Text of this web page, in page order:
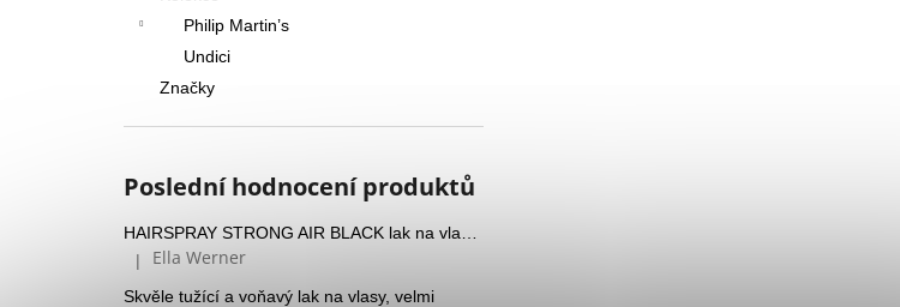
Philip Martin’s
Undici
Značky
Poslední hodnocení produktů
Hodnocení produktu je 5 z 5 hvězdiček.
| Ella Werner
Skvěle tužící a voňavý lak na vlasy, velmi